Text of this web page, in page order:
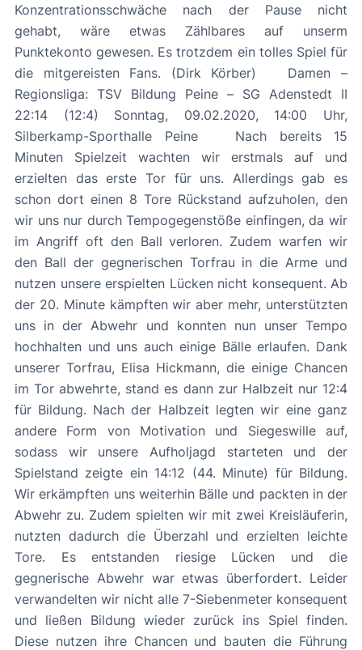
Konzentrationsschwäche nach der Pause nicht
gehabt, wäre etwas Zählbares auf unserm
Punktekonto gewesen. Es trotzdem ein tolles Spiel für
die mitgereisten Fans. (Dirk Körber) Damen –
Regionsliga: TSV Bildung Peine – SG Adenstedt II
22:14 (12:4) Sonntag, 09.02.2020, 14:00 Uhr,
Silberkamp-Sporthalle Peine Nach bereits 15
Minuten Spielzeit wachten wir erstmals auf und
erzielten das erste Tor für uns. Allerdings gab es
schon dort einen 8 Tore Rückstand aufzuholen, den
wir uns nur durch Tempogegenstöße einfingen, da wir
im Angriff oft den Ball verloren. Zudem warfen wir
den Ball der gegnerischen Torfrau in die Arme und
nutzen unsere erspielten Lücken nicht konsequent. Ab
der 20. Minute kämpften wir aber mehr, unterstützten
uns in der Abwehr und konnten nun unser Tempo
hochhalten und uns auch einige Bälle erlaufen. Dank
unserer Torfrau, Elisa Hickmann, die einige Chancen
im Tor abwehrte, stand es dann zur Halbzeit nur 12:4
für Bildung. Nach der Halbzeit legten wir eine ganz
andere Form von Motivation und Siegeswille auf,
sodass wir unsere Aufholjagd starteten und der
Spielstand zeigte ein 14:12 (44. Minute) für Bildung.
Wir erkämpften uns weiterhin Bälle und packten in der
Abwehr zu. Zudem spielten wir mit zwei Kreisläuferin,
nutzten dadurch die Überzahl und erzielten leichte
Tore. Es entstanden riesige Lücken und die
gegnerische Abwehr war etwas überfordert. Leider
verwandelten wir nicht alle 7-Siebenmeter konsequent
und ließen Bildung wieder zurück ins Spiel finden.
Diese nutzen ihre Chancen und bauten die Führung